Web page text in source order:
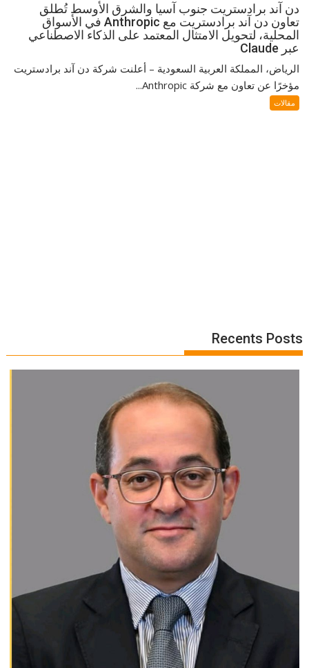
دن آند برادستريت جنوب آسيا والشرق الأوسط تُطلق
تعاون دن آند برادستريت مع Anthropic في الأسواق
المحلية، لتحويل الامتثال المعتمد على الذكاء الاصطناعي
عبر Claude
الرياض، المملكة العربية السعودية – أعلنت شركة دن آند برادستريت
مؤخرًا عن تعاون مع شركة Anthropic...
مقالات
Recents Posts